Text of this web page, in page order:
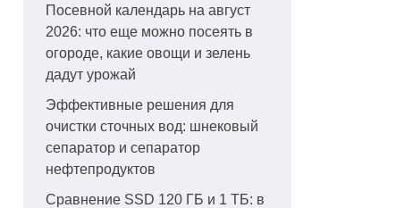
Посевной календарь на август
2026: что еще можно посеять в
огороде, какие овощи и зелень
дадут урожай
Эффективные решения для
очистки сточных вод: шнековый
сепаратор и сепаратор
нефтепродуктов
Сравнение SSD 120 ГБ и 1 ТБ: в